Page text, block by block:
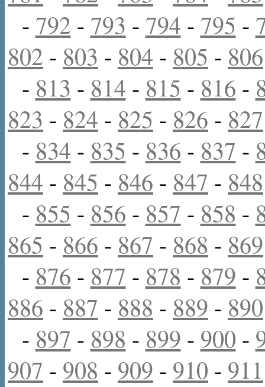
- 792 - 793 - 794 - 795 -
802 - 803 - 804 - 805 - 806
- 813 - 814 - 815 - 816 -
823 - 824 - 825 - 826 - 827
- 834 - 835 - 836 - 837 -
844 - 845 - 846 - 847 - 848
- 855 - 856 - 857 - 858 -
865 - 866 - 867 - 868 - 869
- 876 - 877 - 878 - 879 -
886 - 887 - 888 - 889 - 890
- 897 - 898 - 899 - 900 -
907 - 908 - 909 - 910 - 911